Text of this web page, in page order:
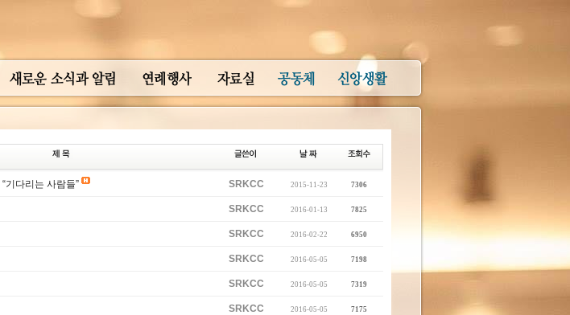
기다리는 사람들” SRKCC 2015-11-23 7306
SRKCC 2016-01-13 7825
SRKCC 2016-02-22 6950
SRKCC 2016-05-05 7198
SRKCC 2016-05-05 7319
SRKCC 2016-05-05 7175